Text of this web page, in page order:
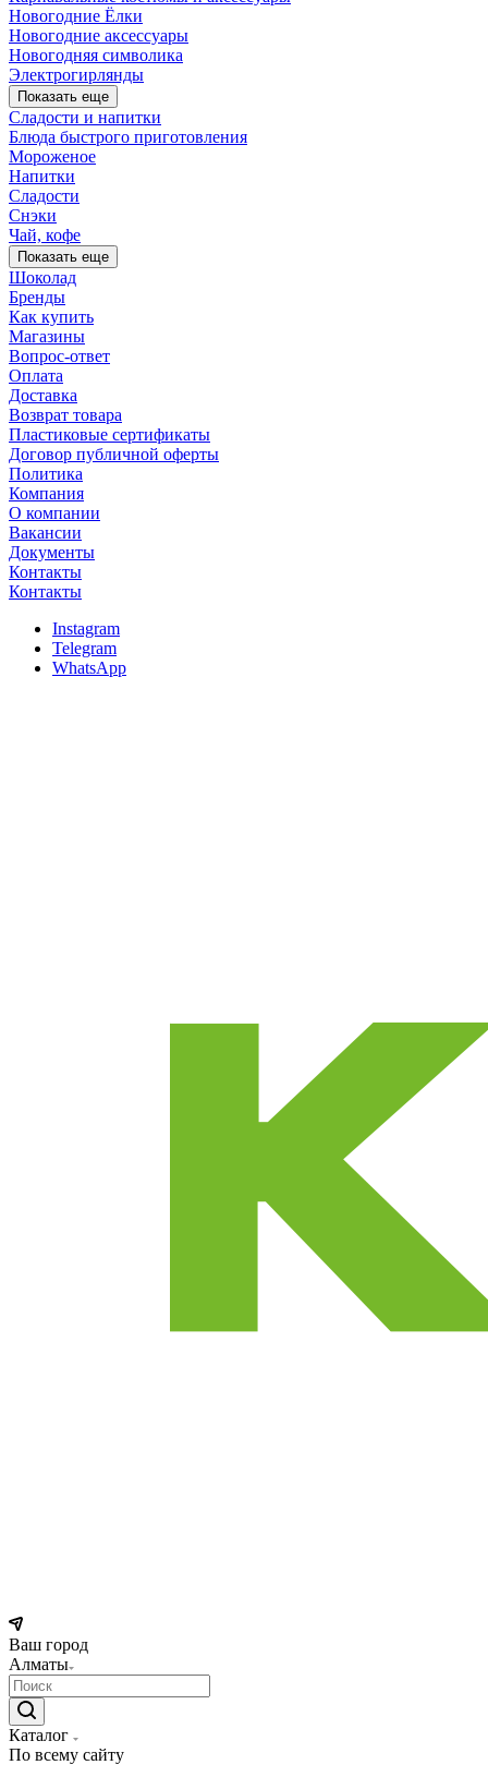
Новогодние Ёлки
Новогодние аксессуары
Новогодняя символика
Электрогирлянды
Показать еще
Сладости и напитки
Блюда быстрого приготовления
Мороженое
Напитки
Сладости
Снэки
Чай, кофе
Показать еще
Шоколад
Бренды
Как купить
Магазины
Вопрос-ответ
Оплата
Доставка
Возврат товара
Пластиковые сертификаты
Договор публичной оферты
Политика
Компания
О компании
Вакансии
Документы
Контакты
Контакты
Instagram
Telegram
WhatsApp
Ваш город
Алматы
Каталог
По всему сайту